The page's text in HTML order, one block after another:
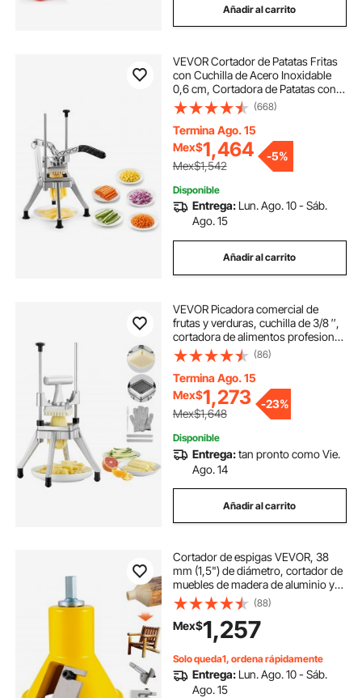
Añadir al carrito
VEVOR Cortador de Patatas Fritas
con Cuchilla de Acero Inoxidable
0,6 cm, Cortadora de Patatas con
Mango Ergonómico y Patas de
Goma Antideslizantes, Cortador de
Verduras para Restaurantes,
Cocinas
(668)
Termina Ago. 15
Mex$1,464
Mex$1,542
-5%
Disponible
Entrega: Lun. Ago. 10 - Sáb.
Ago. 15
Añadir al carrito
VEVOR Picadora comercial de
frutas y verduras, cuchilla de 3/8 ″,
cortadora de alimentos profesional
resistente, cortadora de patatas
fritas Kattex, cortadora de cebolla
de acero inoxidable para tomate,
pimiento, patata, champiñones,
astilla
(86)
Termina Ago. 15
Mex$1,273
Mex$1,648
-23%
Disponible
Entrega:tan pronto como Vie.
Ago. 14
Añadir al carrito
Cortador de espigas VEVOR, 38
mm (1,5") de diámetro, cortador de
muebles de madera de aluminio y
acero de alta calidad, con cuchillas
rectas dobles y tornillos de botón.
Kit Home Master, herramienta de
carpintería profesional para
principiantes y aficionados al
bricolaje.
(88)
Mex$1,257
Solo queda1, ordena rápidamente
Entrega: Lun. Ago. 10 - Sáb.
Ago. 15